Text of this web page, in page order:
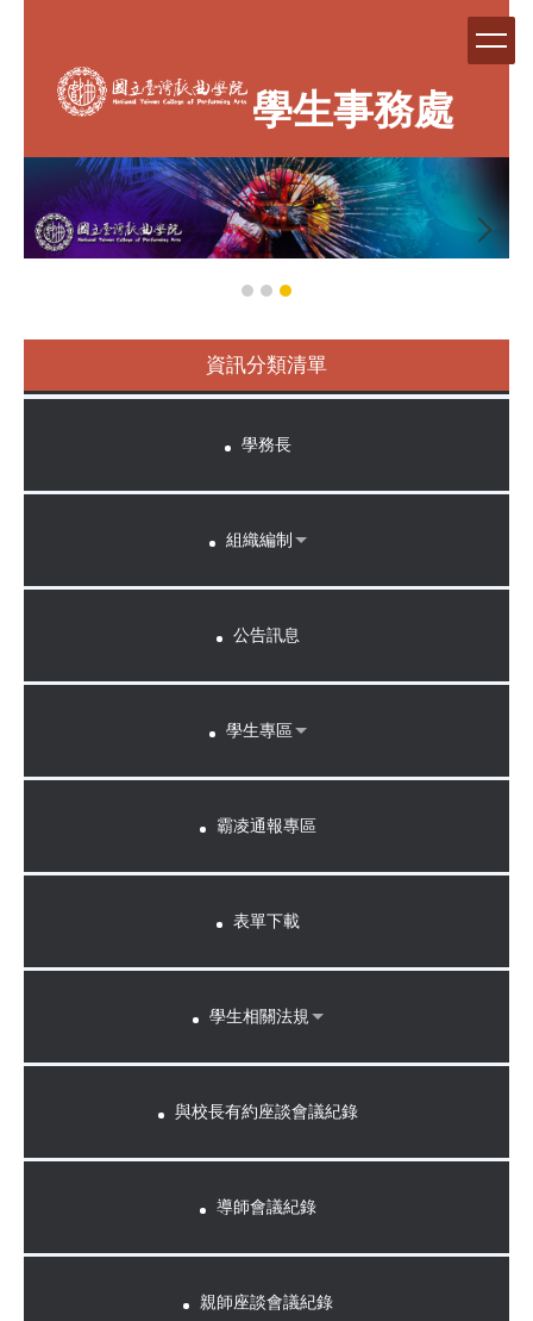
學生事務處
資訊分類清單
學務長
組織編制
公告訊息
學生專區
霸凌通報專區
表單下載
學生相關法規
與校長有約座談會議紀錄
導師會議紀錄
親師座談會議紀錄